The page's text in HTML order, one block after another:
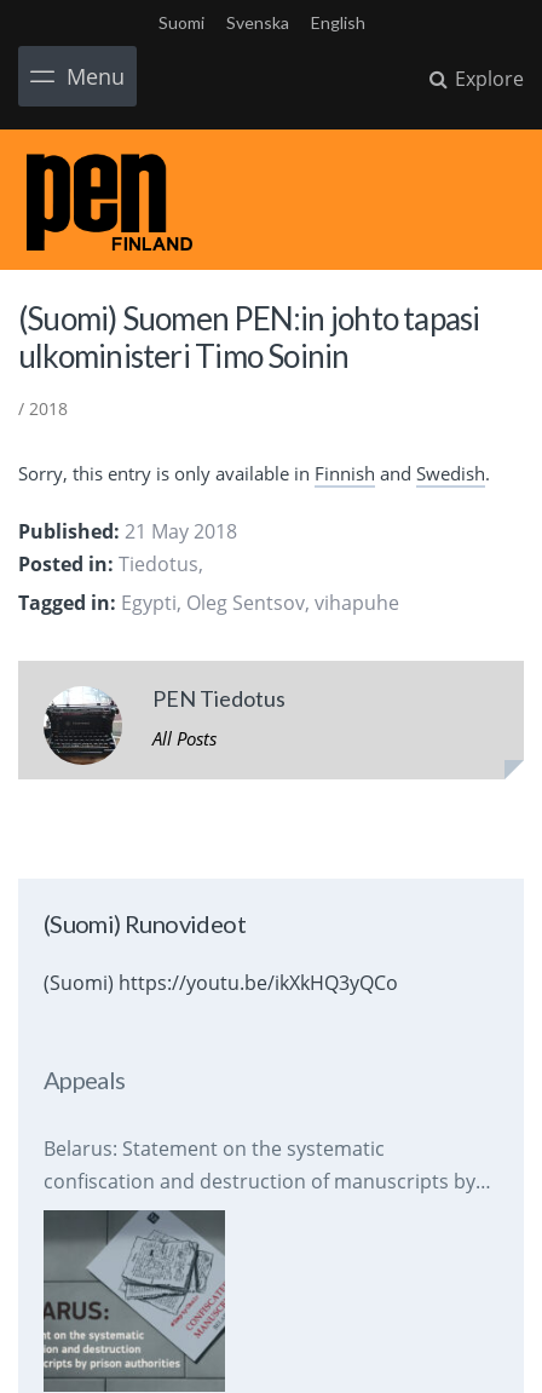
Suomi Svenska English
Menu Explore
(Suomi) Suomen PEN:in johto tapasi
ulkoministeri Timo Soinin
/ 2018
Sorry, this entry is only available in Finnish and Swedish.
Published: 21 May 2018
Posted in: Tiedotus,
Tagged in: Egypti, Oleg Sentsov, vihapuhe
PEN Tiedotus
All Posts
(Suomi) Runovideot
(Suomi) https://youtu.be/ikXkHQ3yQCo
Appeals
Belarus: Statement on the systematic
confiscation and destruction of manuscripts by
prison authorities